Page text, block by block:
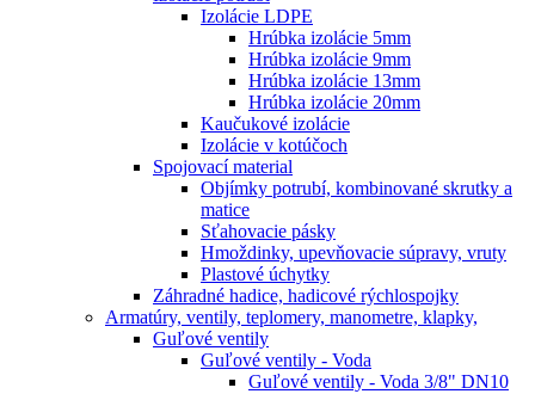
Izolácie LDPE
Hrúbka izolácie 5mm
Hrúbka izolácie 9mm
Hrúbka izolácie 13mm
Hrúbka izolácie 20mm
Kaučukové izolácie
Izolácie v kotúčoch
Spojovací material
Objímky potrubí, kombinované skrutky a
matice
Sťahovacie pásky
Hmoždinky, upevňovacie súpravy, vruty
Plastové úchytky
Záhradné hadice, hadicové rýchlospojky
Armatúry, ventily, teplomery, manometre, klapky,
Guľové ventily
Guľové ventily - Voda
Guľové ventily - Voda 3/8" DN10